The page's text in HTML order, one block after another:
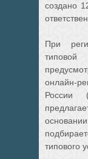
создано
При
онлайн-
России
типового